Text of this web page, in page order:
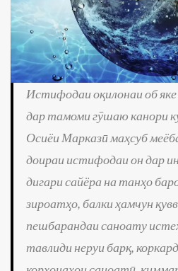
Истифодаи оқилонаи об яке
дар тамоми гӯшаю канори
Осиёи Марказӣ маҳсуб
доираи истифодаи он дар
дигари сайёра на танҳо
зироатҳо, балки ҳамчун
пешбарандаи саноату
тавлиди неруи барқ,